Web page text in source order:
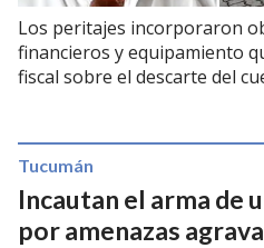
Los peritajes incorporaron
financieros y equipamiento
fiscal sobre el descarte del
Incautan el arma de
por amenazas
Tucumán